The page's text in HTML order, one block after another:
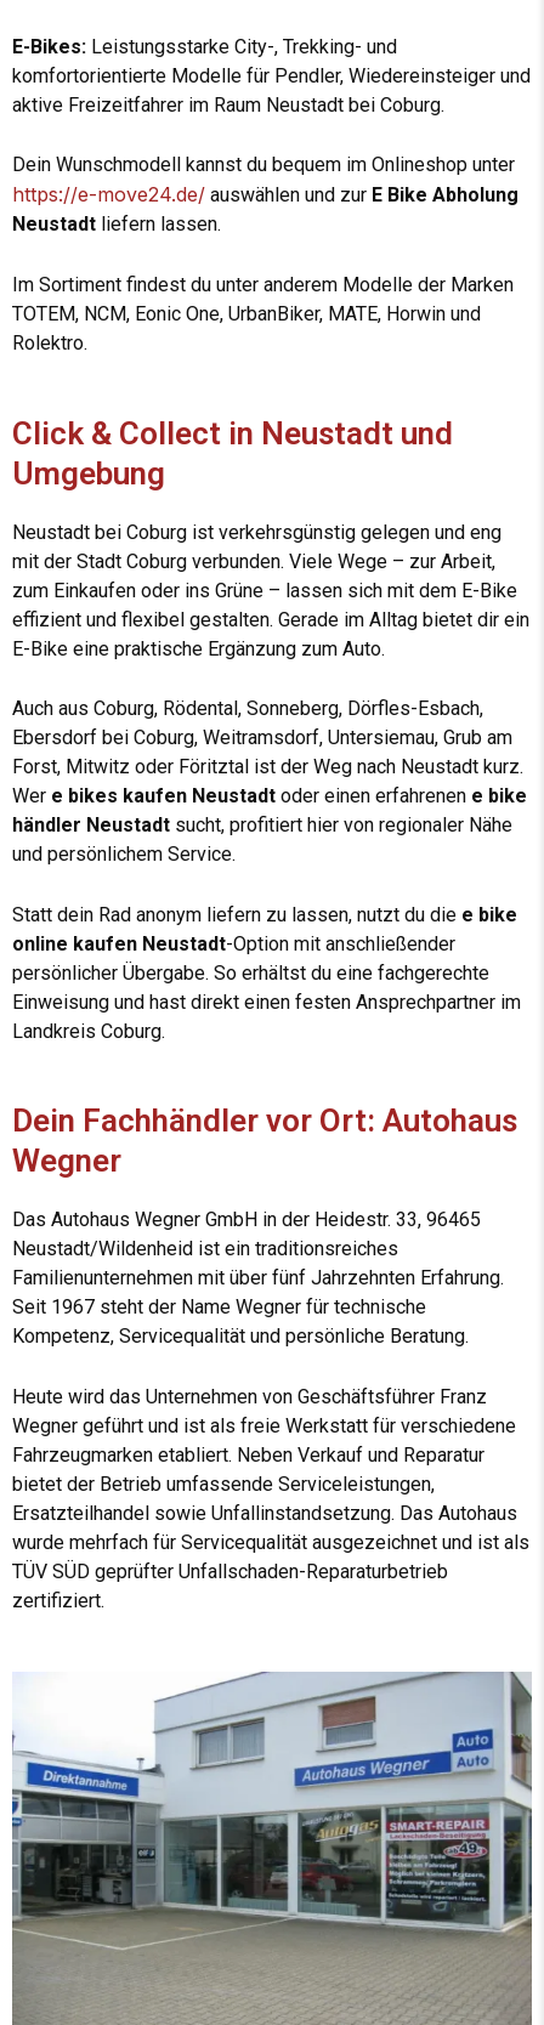
E-Bikes: Leistungsstarke City-, Trekking- und
komfortorientierte Modelle für Pendler, Wiedereinsteiger und
aktive Freizeitfahrer im Raum Neustadt bei Coburg.
Dein Wunschmodell kannst du bequem im Onlineshop unter
https://e-move24.de/ auswählen und zur E Bike Abholung
Neustadt liefern lassen.
Im Sortiment findest du unter anderem Modelle der Marken
TOTEM, NCM, Eonic One, UrbanBiker, MATE, Horwin und
Rolektro.
Click & Collect in Neustadt und
Umgebung
Neustadt bei Coburg ist verkehrsgünstig gelegen und eng
mit der Stadt Coburg verbunden. Viele Wege – zur Arbeit,
zum Einkaufen oder ins Grüne – lassen sich mit dem E-Bike
effizient und flexibel gestalten. Gerade im Alltag bietet dir ein
E-Bike eine praktische Ergänzung zum Auto.
Auch aus Coburg, Rödental, Sonneberg, Dörfles-Esbach,
Ebersdorf bei Coburg, Weitramsdorf, Untersiemau, Grub am
Forst, Mitwitz oder Föritztal ist der Weg nach Neustadt kurz.
Wer e bikes kaufen Neustadt oder einen erfahrenen e bike
händler Neustadt sucht, profitiert hier von regionaler Nähe
und persönlichem Service.
Statt dein Rad anonym liefern zu lassen, nutzt du die e bike
online kaufen Neustadt-Option mit anschließender
persönlicher Übergabe. So erhältst du eine fachgerechte
Einweisung und hast direkt einen festen Ansprechpartner im
Landkreis Coburg.
Dein Fachhändler vor Ort: Autohaus
Wegner
Das Autohaus Wegner GmbH in der Heidestr. 33, 96465
Neustadt/Wildenheid ist ein traditionsreiches
Familienunternehmen mit über fünf Jahrzehnten Erfahrung.
Seit 1967 steht der Name Wegner für technische
Kompetenz, Servicequalität und persönliche Beratung.
Heute wird das Unternehmen von Geschäftsführer Franz
Wegner geführt und ist als freie Werkstatt für verschiedene
Fahrzeugmarken etabliert. Neben Verkauf und Reparatur
bietet der Betrieb umfassende Serviceleistungen,
Ersatzteilhandel sowie Unfallinstandsetzung. Das Autohaus
wurde mehrfach für Servicequalität ausgezeichnet und ist als
TÜV SÜD geprüfter Unfallschaden-Reparaturbetrieb
zertifiziert.